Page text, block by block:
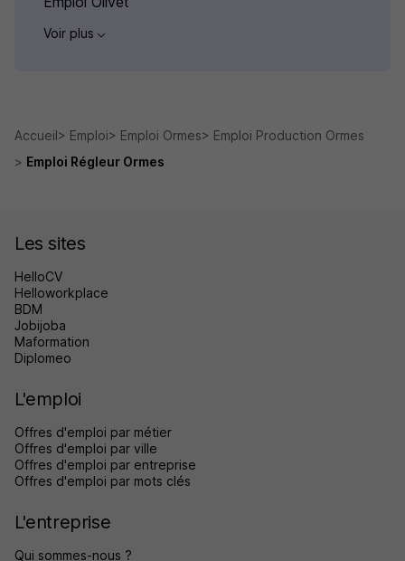
Voir plus
Accueil Emploi Emploi Ormes
Emploi Production Ormes
Emploi Régleur Ormes
Les sites
HelloCV
Helloworkplace
BDM
Jobijoba
Maformation
Diplomeo
L'emploi
Offres d'emploi par métier
Offres d'emploi par ville
Offres d'emploi par entreprise
Offres d'emploi par mots clés
L'entreprise
Qui sommes-nous ?